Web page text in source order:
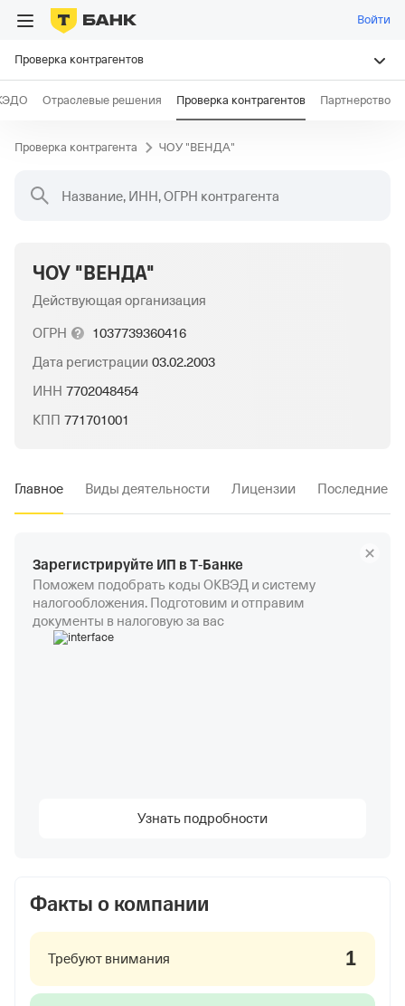
Войти
Проверка контрагентов
Отраслевые решения Проверка контрагентов Партнерство
Проверка контрагента ЧОУ "ВЕНДА"
Название, ИНН, ОГРН контрагента
ЧОУ "ВЕНДА"
Действующая организация
ОГРН
1037739360416
Дата регистрации 03.02.2003
ИНН 7702048454
КПП 771701001
Главное Виды деятельности Лицензии Последние
Зарегистрируйте ИП в Т‑Банке
Поможем подобрать коды ОКВЭД и систему
налогообложения. Подготовим и отправим
документы в налоговую за вас
Узнать подробности
Факты о компании
Требуют внимания 1